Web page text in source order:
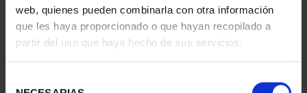
web, quienes pueden combinarla con otra información
que les haya proporcionado o que hayan recopilado a
partir del uso que haya hecho de sus servicios.
250TH USA - BALD
EAGLE SILVER COIN
€140.00
250TH USA - FIRST US
DOLLAR SILVER COIN
€140.00